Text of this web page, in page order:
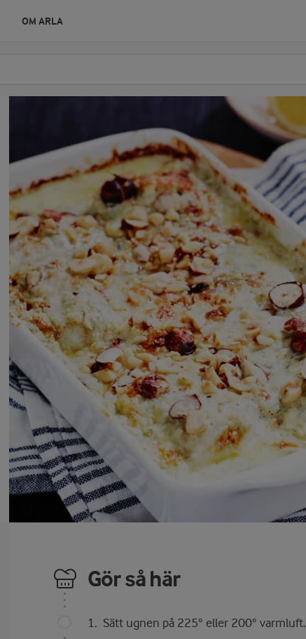
Gör så här
Sätt ugnen på 225° eller 200° varmluft.
OM ARLA